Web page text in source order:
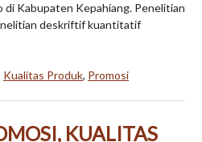
di Kabupaten Kepahiang. Penelitian
deskriftif kuantitatif
Kualitas Produk, Promosi
KUALITAS